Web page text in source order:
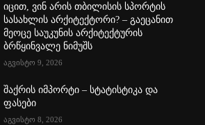
იცით, ვინ არის თბილისის სპორტის
სასახლის არქიტექტორი? – გაეცანით
მეოცე საუკუნის არქიტექტურის
ბრწყინვალე ნიმუშს
აგვისტო 9, 2026
შაქრის იმპორტი – სტატისტიკა და
ფასები
აგვისტო 8, 2026